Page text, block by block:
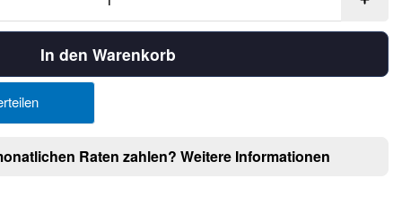
In den Warenkorb
Raten zahlen? Weitere Informationen